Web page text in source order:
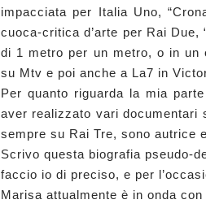
impacciata per Italia Uno,
cuoca-critica d’arte per Rai
di 1 metro per un metro, o in
su Mtv e poi anche a La7 in
Per quanto riguarda la mia
aver realizzato vari documentari
sempre su Rai Tre, sono autrice
Scrivo questa biografia pseudo-
faccio io di preciso, e per
Marisa attualmente è in onda